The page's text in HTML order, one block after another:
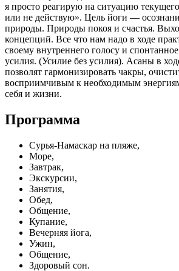
я просто реагирую на ситуацию
или не действую». Цель йоги —
природы. Природы покоя и счастья.
концепций. Все что нам надо в ходе
своему внутреннего голосу и
усилия. (Усилие без усилия). Асаны в
позволят гармонизировать чакры,
восприимчивым к необходимым
себя и жизни.
Программа
Сурья-Намаскар на пляже,
Море,
Завтрак,
Экскурсии,
Занятия,
Обед,
Общение,
Купание,
Вечерняя йога,
Ужин,
Общение,
Здоровый сон.